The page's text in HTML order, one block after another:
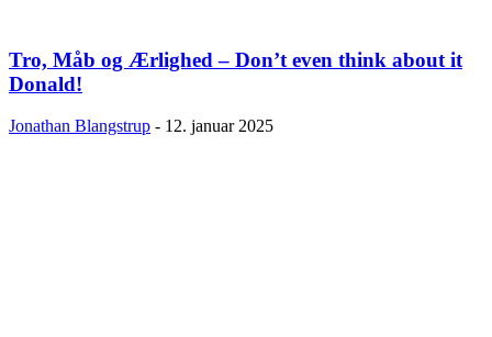
Tro, Måb og Ærlighed – Don’t even think about it
Donald!
Jonathan Blangstrup - 12. januar 2025